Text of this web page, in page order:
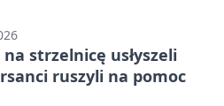
strzelnicę usłyszeli
ruszyli na pomoc